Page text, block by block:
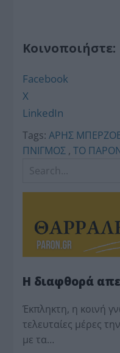
Κοινοποιήστε:
Facebook
X
LinkedIn
Tags: ΑΡΗΣ
ΠΝΙΓΜΟΣ ,ΤΟ
Η διαφθορά
Έκπληκτη, η κοινή
τελευταίες μέρες
με τα…